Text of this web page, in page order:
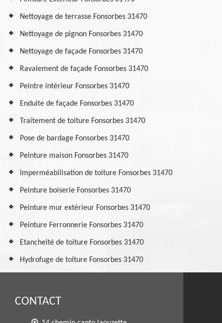
Nettoyage de terrasse Fonsorbes 31470
Nettoyage de pignon Fonsorbes 31470
Nettoyage de façade Fonsorbes 31470
Ravalement de façade Fonsorbes 31470
Peintre intérieur Fonsorbes 31470
Enduite de façade Fonsorbes 31470
Traitement de toiture Fonsorbes 31470
Pose de bardage Fonsorbes 31470
Peinture maison Fonsorbes 31470
Imperméabilisation de toiture Fonsorbes 31470
Peinture boiserie Fonsorbes 31470
Peinture mur extérieur Fonsorbes 31470
Peinture Ferronnerie Fonsorbes 31470
Etancheité de toiture Fonsorbes 31470
Hydrofuge de toiture Fonsorbes 31470
CONTACT